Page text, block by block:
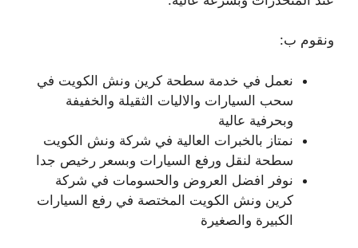
ونقوم ب:
نعمل في خدمة سطحة كرين ونش الكويت في
سحب السيارات والاليات الثقيلة والخفيفة
وبحرفية عالية
نمتاز بالخبرات العالية في شركة ونش الكويت
سطحة لنقل ورفع السيارات وبسعر رخيص جدا
نوفر افضل العروض والحسومات في شركة
كرين ونش الكويت المختصة في رفع السيارات
الكبيرة والصغيرة